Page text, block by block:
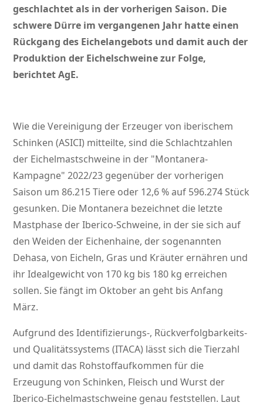
geschlachtet als in der vorherigen Saison. Die
schwere Dürre im vergangenen Jahr hatte einen
Rückgang des Eichelangebots und damit auch der
Produktion der Eichelschweine zur Folge,
berichtet AgE.
Wie die Vereinigung der Erzeuger von iberischem
Schinken (ASICI) mitteilte, sind die Schlachtzahlen
der Eichelmastschweine in der Montanera-
Kampagne 2022/23 gegenüber der vorherigen
Saison um 86.215 Tiere oder 12,6 % auf 596.274 Stück
gesunken. Die Montanera bezeichnet die letzte
Mastphase der Iberico-Schweine, in der sie sich auf
den Weiden der Eichenhaine, der sogenannten
Dehasa, von Eicheln, Gras und Kräuter ernähren und
ihr Idealgewicht von 170 kg bis 180 kg erreichen
sollen. Sie fängt im Oktober an geht bis Anfang
März.
Aufgrund des Identifizierungs-, Rückverfolgbarkeits-
und Qualitätssystems (ITACA) lässt sich die Tierzahl
und damit das Rohstoffaufkommen für die
Erzeugung von Schinken, Fleisch und Wurst der
Iberico-Eichelmastschweine genau feststellen. Laut